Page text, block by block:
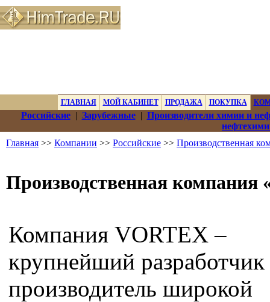
ГЛАВНАЯ МОЙ КАБИНЕТ ПРОДАЖА ПОКУПКА
Российские| Зарубежные| Производители химии и
Главная >> Компании >> Российские >> Производственная
Производственная
Компания VORTEX –
крупнейший
производитель широкой